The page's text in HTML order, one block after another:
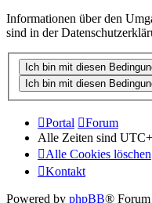
Informationen über den
sind in der
Portal
Forum
Alle Zeiten sind
Alle Cookies löschen
Kontakt
Powered by phpBB®